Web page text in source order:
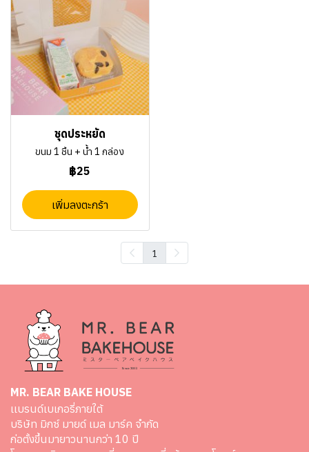
ชุดประหยัด
ขนม 1 ชิ้น + น้ำ 1 กล่อง
฿25
เพิ่มลงตะกร้า
1
MR. BEAR BAKE HOUSE
เเบรนด์เบเกอรี่ภายใต้
บริษัท มิกซ์ มายด์ เมล มาร์ค จำกัด
ก่อตั้งขึ้นมายาวนานกว่า 10 ปี